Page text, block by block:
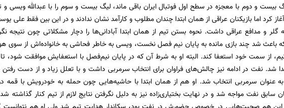
و دوم با معجزه در سطح اول فوتبال ایران باقی ماند، لیگ بیست و سوم را با عبدالله ویسی و
کرد اما بازیکنان عراقی از همان ابتدا چندان مطلوب و کارآمد نشان ندادند و در این بین فقط علی
و مدافع عراقی داشت. نحوه بستن تیم از همان ابتدا آبادانی‌ها را دچار مشکلاتی چون نتیجه
باعث شد چند بازی مانده به پایان نیم فصل نخست، ویسی به خاطر فحاشی به خانواده‌اش از سوی
از سمت خود استعفا کند. البته او به شرط آن که در پایان نیم‌فصل با استعفایش موافقت شود،
شد. نفت در ادامه نیز چالش‌های فراوان برای انتخاب سرمربی داشت و با تعلل زیاد و از دست
به عنوان سرمربی انتخاب شد. او هم از همان ابتدا با حاشیه‌هایی چون حمله به خودرویش با قمه
سابق نفت مواجه شد و در نهایت بختیاری‌زاده نیز به دلیل نگرفتن نتایج لازم از تیم کنار گذاشته